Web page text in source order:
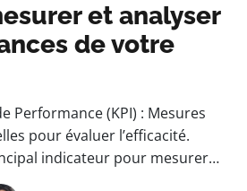
et analyser
de votre
Performance (KPI) : Mesures
pour évaluer l’efficacité.
indicateur pour mesurer…